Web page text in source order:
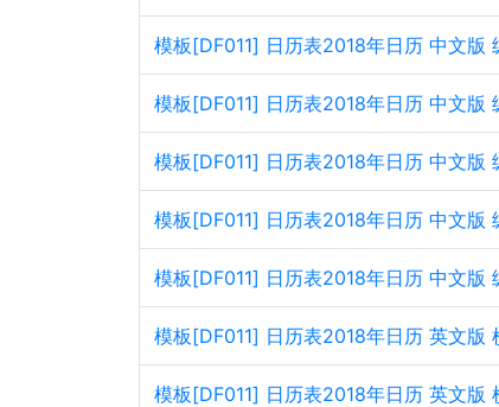
模板[DF011] 日历表2018年日历 中文版
模板[DF011] 日历表2018年日历 中文版
模板[DF011] 日历表2018年日历 中文版
模板[DF011] 日历表2018年日历 中文版
模板[DF011] 日历表2018年日历 中文版
模板[DF011] 日历表2018年日历 英文版
模板[DF011] 日历表2018年日历 英文版